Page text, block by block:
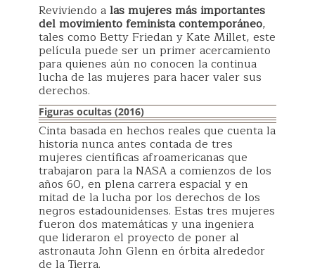
Reviviendo alas mujeres más importantes
del movimiento feminista contemporáneo,
tales como Betty Friedan y Kate Millet, este
película puede ser un primer acercamiento
para quienes aún no conocen la continua
lucha de las mujeres para hacer valer sus
derechos.
Figuras ocultas (2016)
Cinta basada en hechos reales que cuenta la
historia nunca antes contada de tres
mujeres científicas afroamericanas que
trabajaron para la NASA a comienzos de los
años 60, en plena carrera espacial y en
mitad de la lucha por los derechos de los
negros estadounidenses. Estas tres mujeres
fueron dos matemáticas y una ingeniera
que lideraron el proyecto de poner al
astronauta John Glenn en órbita alrededor
de la Tierra.